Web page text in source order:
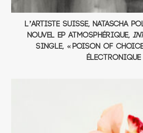
L’artiste suisse, Natascha
nouvel EP atmosphérique,
single, « Poison of Choice
Électronique